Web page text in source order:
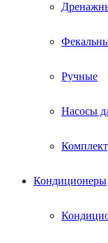
Ручные
Насосы
Кондиционеры